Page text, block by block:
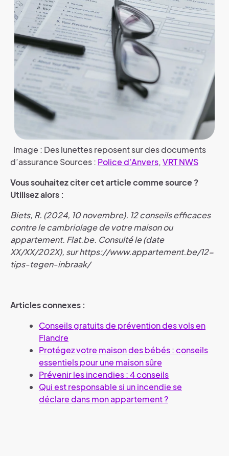
Image : Des lunettes reposent sur des documents
d’assurance Sources : Police d’Anvers, VRT NWS
Vous souhaitez citer cet article comme source ?
Utilisez alors :
Biets, R. (2024, 10 novembre). 12 conseils efficaces
contre le cambriolage de votre maison ou
appartement. Flat.be. Consulté le (date
XX/XX/202X), sur https://www.appartement.be/12-
tips-tegen-inbraak/
Articles connexes :
Conseils gratuits de prévention des vols en
Flandre
Protégez votre maison des bébés : conseils
essentiels pour une maison sûre
Prévenir les incendies : 4 conseils
Qui est responsable si un incendie se
déclare dans mon appartement ?